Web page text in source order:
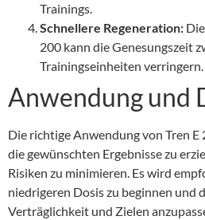
Trainings.
Schnellere Regeneration:
200 kann die Genesungszeit
Trainingseinheiten verringern.
Anwendung und
Die richtige Anwendung von Tren
die gewünschten Ergebnisse zu
Risiken zu minimieren. Es wird
niedrigeren Dosis zu beginnen und
Verträglichkeit und Zielen